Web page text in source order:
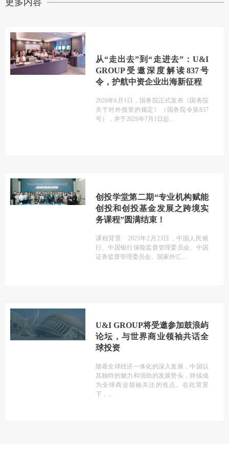
更多内容
从“走出去”到“走进去”：U&I
GROUP受邀深度解读837号
令，护航中资企业出海新征程
2026年6月1日，国务院正式发布《国务院
关于对外投资的规定》（国务院令第837
号），并于2026年7月1日起
创投学堂第二期“专业机构赋能
创投和创投基金发展之跨境实
务课程”圆满结束！
课程背景 · 2023年2月23日，中国人民银
行、中国银行保险监督管理委员会、中国
证券监督管理委员会、国家外汇
U&I GROUP将受邀参加鼓浪屿
论坛，与世界商业领袖共话全
球投资
随着全球经济一体化的深入发展，中国以
其独特的魅力和强劲的发展势头，持续成
为全球商业领袖关注的焦点。在此背景
下，